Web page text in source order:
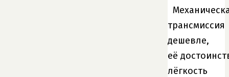
трансмиссия
дешевле,
её
лёгкость